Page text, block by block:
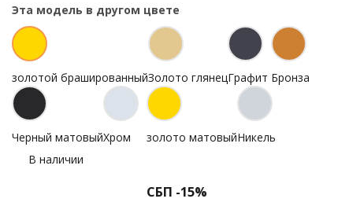
Эта модель в другом цвете
золотой брашированныйЗолото глянецГрафит Бронза
Черный матовыйХром золото матовыйНикель
В наличии
СБП -15%